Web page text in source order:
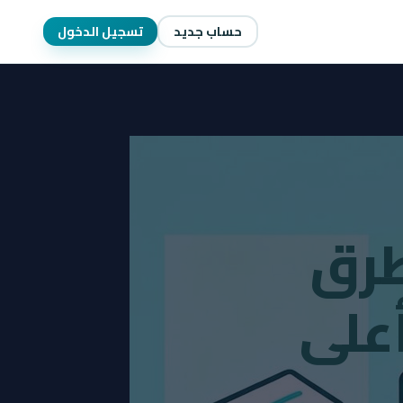
حساب جديد تسجيل الدخول
بذكاء؟ 5 طرق